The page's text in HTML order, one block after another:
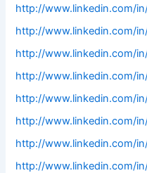
http://www.linkedin.com/
http://www.linkedin.com/
http://www.linkedin.com/
http://www.linkedin.com/
http://www.linkedin.com/
http://www.linkedin.com/
http://www.linkedin.com/
http://www.linkedin.com/